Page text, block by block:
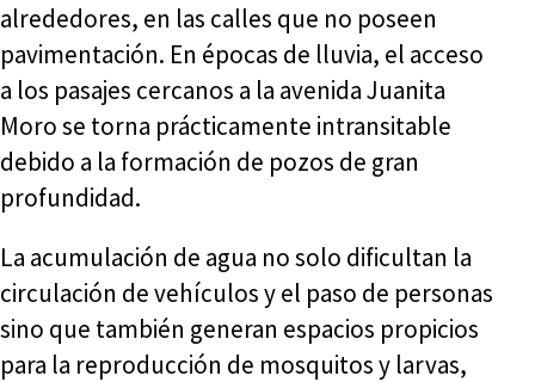
alrededores, en las calles que no poseen
pavimentación. En épocas de lluvia, el acceso
a los pasajes cercanos a la avenida Juanita
Moro se torna prácticamente intransitable
debido a la formación de pozos de gran
profundidad.
La acumulación de agua no solo dificultan la
circulación de vehículos y el paso de personas
sino que también generan espacios propicios
para la reproducción de mosquitos y larvas,